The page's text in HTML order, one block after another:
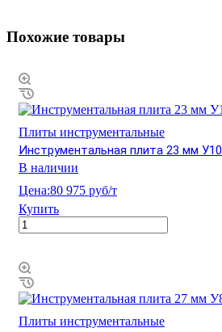
Похожие товары
Плиты инструментальные
Инструментальная плита 23 мм У10
В наличии
Цена:80 975 руб/т
Купить
Плиты инструментальные